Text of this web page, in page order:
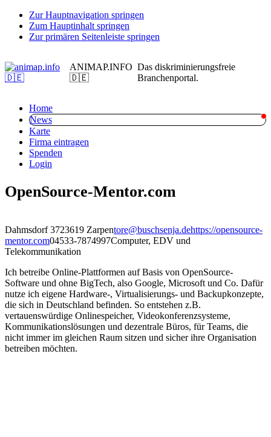
Zur Hauptnavigation springen
Zum Hauptinhalt springen
Zur primären Seitenleiste springen
ANIMAP.INFO
🇩🇪
Das diskriminierungsfreie
Branchenportal.
Home
News
Karte
Firma eintragen
Spenden
Login
OpenSource-Mentor.com
Dahmsdorf 3723619 Zarpentore@buschsenja.dehttps://opensource-
mentor.com04533-7874997Computer, EDV und
Telekommunikation
Ich betreibe Online-Plattformen auf Basis von OpenSource-
Software und ohne BigTech, also Google, Microsoft und Co. Dafür
nutze ich eigene Hardware-, Virtualisierungs- und Backupkonzepte,
die sich in Deutschland befinden. So entstehen z.B.
vertauenswürdige Onlinespeicher, Videokonferenzsysteme,
Kommunikationslösungen und dezentrale Büros, für Teams, die
nicht immer im gleichen Raum sitzen und sicher ihre Organisation
betreiben möchten.